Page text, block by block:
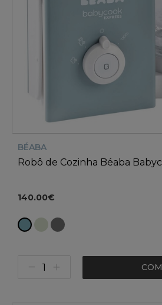
BÉABA
Robô de Cozinha Béaba
140.00€